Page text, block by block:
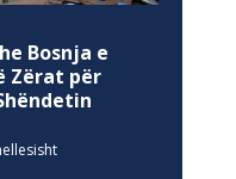
Bosnja e
Zërat për